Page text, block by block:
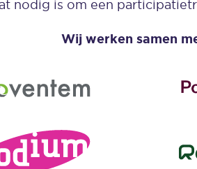
nodig is om een
Wij werken samen